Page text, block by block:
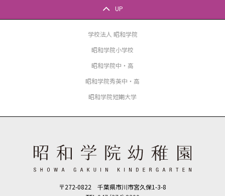
UP
学校法人 昭和学院
昭和学院小学校
昭和学院中・高
昭和学院秀英中・高
昭和学院短期大学
〒272-0822 千葉県市川市宮久保1-3-8